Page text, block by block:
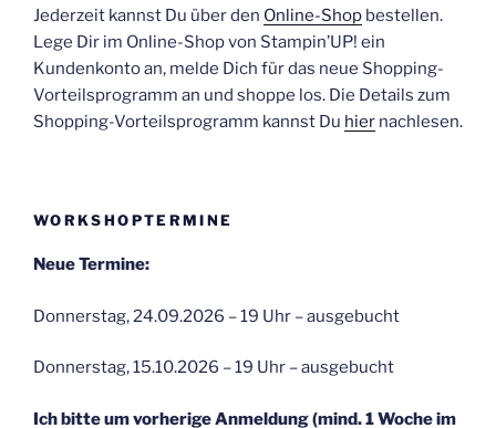
Jederzeit kannst Du über den Online-Shop bestellen.
Lege Dir im Online-Shop von Stampin’UP! ein
Kundenkonto an, melde Dich für das neue Shopping-
Vorteilsprogramm an und shoppe los. Die Details zum
Shopping-Vorteilsprogramm kannst Du hier nachlesen.
WORKSHOPTERMINE
Neue Termine:
Donnerstag, 24.09.2026 – 19 Uhr – ausgebucht
Donnerstag, 15.10.2026 – 19 Uhr – ausgebucht
Ich bitte um vorherige Anmeldung (mind. 1 Woche im